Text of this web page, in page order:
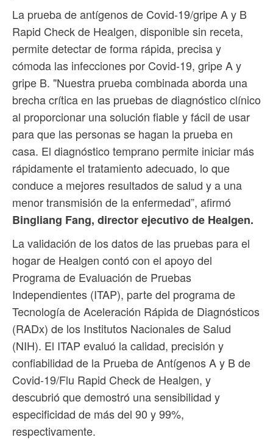
La prueba de antígenos de Covid-19/gripe A y B
Rapid Check de Healgen, disponible sin receta,
permite detectar de forma rápida, precisa y
cómoda las infecciones por Covid-19, gripe A y
gripe B. "Nuestra prueba combinada aborda una
brecha crítica en las pruebas de diagnóstico clínico
al proporcionar una solución fiable y fácil de usar
para que las personas se hagan la prueba en
casa. El diagnóstico temprano permite iniciar más
rápidamente el tratamiento adecuado, lo que
conduce a mejores resultados de salud y a una
menor transmisión de la enfermedad”, afirmó
Bingliang Fang, director ejecutivo de Healgen.
La validación de los datos de las pruebas para el
hogar de Healgen contó con el apoyo del
Programa de Evaluación de Pruebas
Independientes (ITAP), parte del programa de
Tecnología de Aceleración Rápida de Diagnósticos
(RADx) de los Institutos Nacionales de Salud
(NIH). El ITAP evaluó la calidad, precisión y
confiabilidad de la Prueba de Antígenos A y B de
Covid-19/Flu Rapid Check de Healgen, y
descubrió que demostró una sensibilidad y
especificidad de más del 90 y 99%,
respectivamente.